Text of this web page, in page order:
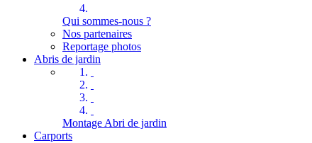
Qui sommes-nous ?
Nos partenaires
Reportage photos
Abris de jardin
Montage Abri de jardin
Carports